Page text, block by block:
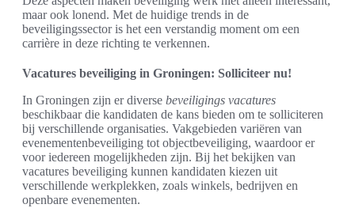
maar ook lonend. Met de huidige trends in de
beveiligingssector is het een verstandig moment om een
carrière in deze richting te verkennen.
Vacatures beveiliging in Groningen: Solliciteer nu!
In Groningen zijn er diverse beveiligings vacatures
beschikbaar die kandidaten de kans bieden om te solliciteren
bij verschillende organisaties. Vakgebieden variëren van
evenementenbeveiliging tot objectbeveiliging, waardoor er
voor iedereen mogelijkheden zijn. Bij het bekijken van
vacatures beveiliging kunnen kandidaten kiezen uit
verschillende werkplekken, zoals winkels, bedrijven en
openbare evenementen.